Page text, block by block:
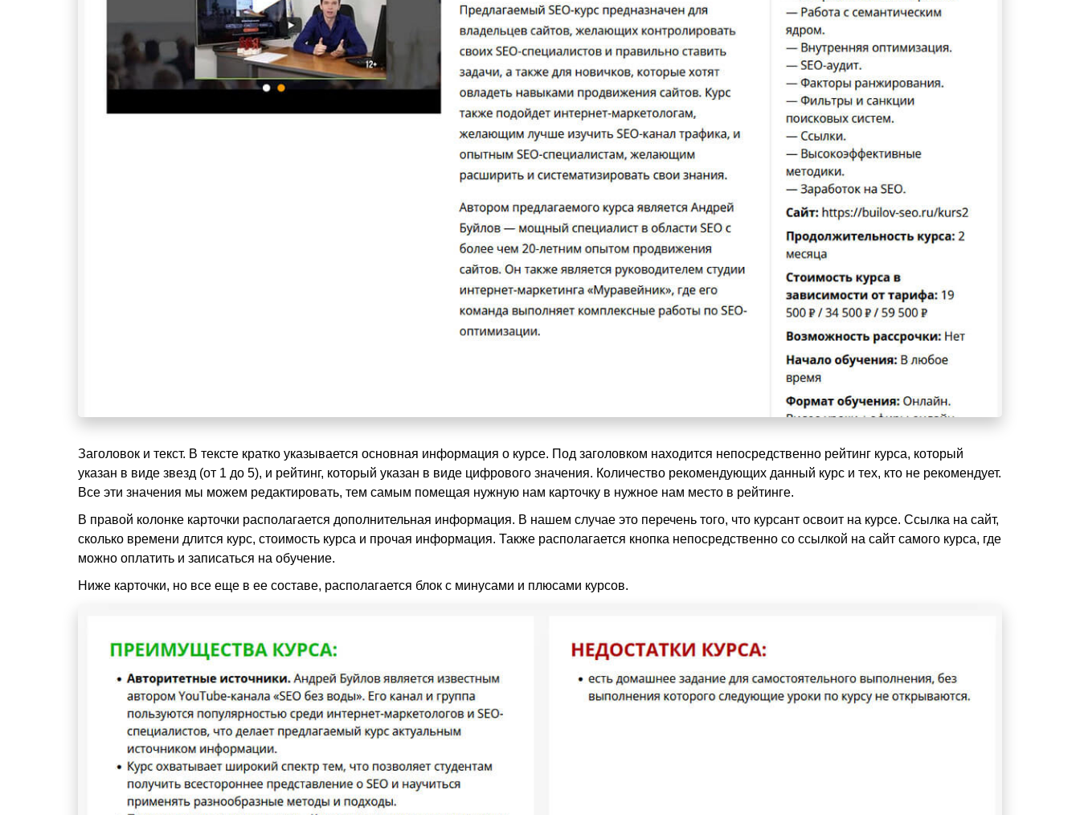
Заголовок и текст. В тексте кратко указывается основная информация о курсе. Под заголовком находится непосредственно рейтинг курса, который
указан в виде звезд (от 1 до 5), и рейтинг, который указан в виде цифрового значения. Количество рекомендующих данный курс и тех, кто не рекомендует.
Все эти значения мы можем редактировать, тем самым помещая нужную нам карточку в нужное нам место в рейтинге.
В правой колонке карточки располагается дополнительная информация. В нашем случае это перечень того, что курсант освоит на курсе. Ссылка на сайт,
сколько времени длится курс, стоимость курса и прочая информация. Также располагается кнопка непосредственно со ссылкой на сайт самого курса, где
можно оплатить и записаться на обучение.
Ниже карточки, но все еще в ее составе, располагается блок с минусами и плюсами курсов.